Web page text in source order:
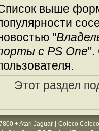
выше
"
с PS One".
Этот раздел
+ Atari Jaguar
Coleco